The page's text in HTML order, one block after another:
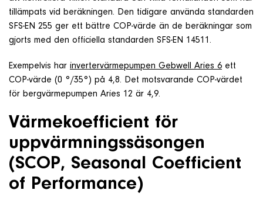
tillämpats vid beräkningen. Den tidigare använda standarden
SFS-EN 255 ger ett bättre COP-värde än de beräkningar som
gjorts med den officiella standarden SFS-EN 14511.
Exempelvis har invertervärmepumpen Gebwell Aries 6 ett
COP-värde (0 °/35°) på 4,8. Det motsvarande COP-värdet
för bergvärmepumpen Aries 12 är 4,9.
Värmekoefficient för
uppvärmningssäsongen
(SCOP, Seasonal Coefficient
of Performance)